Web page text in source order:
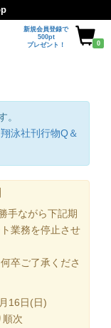
新規会員登録で
500pt
プレゼント！
0
。
翔泳社刊行物Q＆
手ながら下記期
業務を停止させ
卒ご了承くださ
16日(日)
次